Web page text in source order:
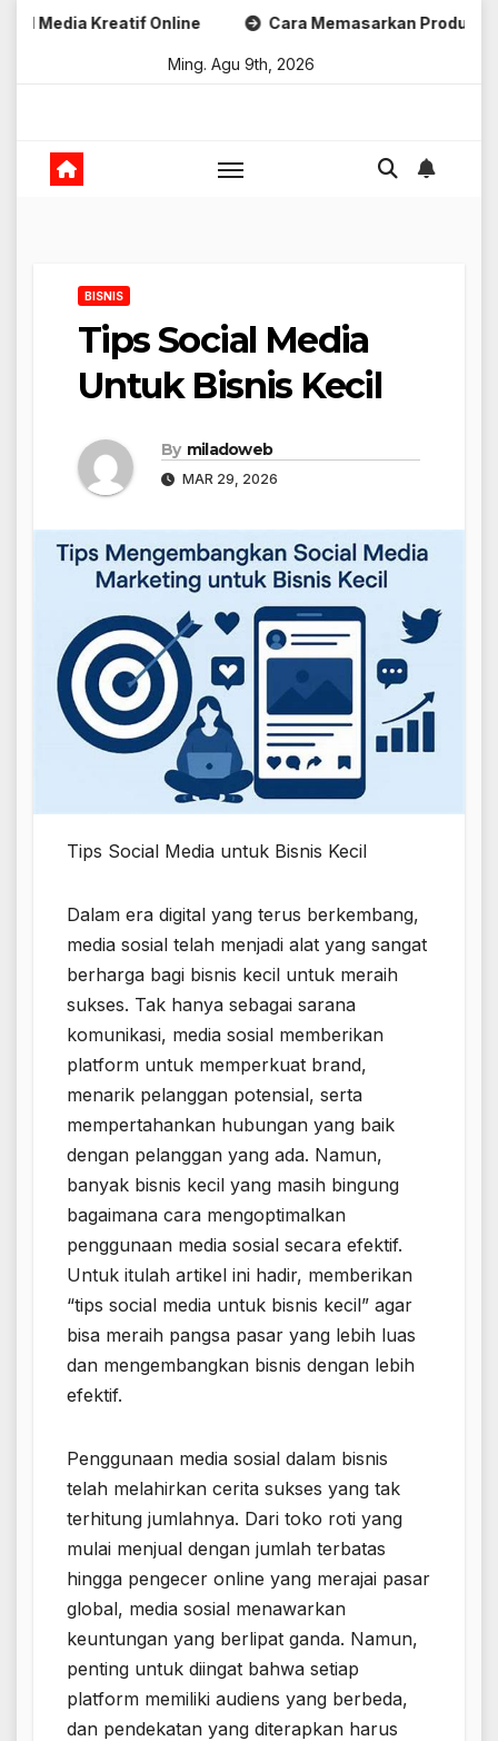
Skip
Online Cara Memasarkan Produk Digital
Ming. Agu 9th, 2026
BISNIS
Tips Social Media
Untuk Bisnis Kecil
By miladoweb
MAR 29, 2026
Tips Social Media untuk Bisnis Kecil
Dalam era digital yang terus berkembang,
media sosial telah menjadi alat yang sangat
berharga bagi bisnis kecil untuk meraih
sukses. Tak hanya sebagai sarana
komunikasi, media sosial memberikan
platform untuk memperkuat brand,
menarik pelanggan potensial, serta
mempertahankan hubungan yang baik
dengan pelanggan yang ada. Namun,
banyak bisnis kecil yang masih bingung
bagaimana cara mengoptimalkan
penggunaan media sosial secara efektif.
Untuk itulah artikel ini hadir, memberikan
“tips social media untuk bisnis kecil” agar
bisa meraih pangsa pasar yang lebih luas
dan mengembangkan bisnis dengan lebih
efektif.
Penggunaan media sosial dalam bisnis
telah melahirkan cerita sukses yang tak
terhitung jumlahnya. Dari toko roti yang
mulai menjual dengan jumlah terbatas
hingga pengecer online yang merajai pasar
global, media sosial menawarkan
keuntungan yang berlipat ganda. Namun,
penting untuk diingat bahwa setiap
platform memiliki audiens yang berbeda,
dan pendekatan yang diterapkan harus